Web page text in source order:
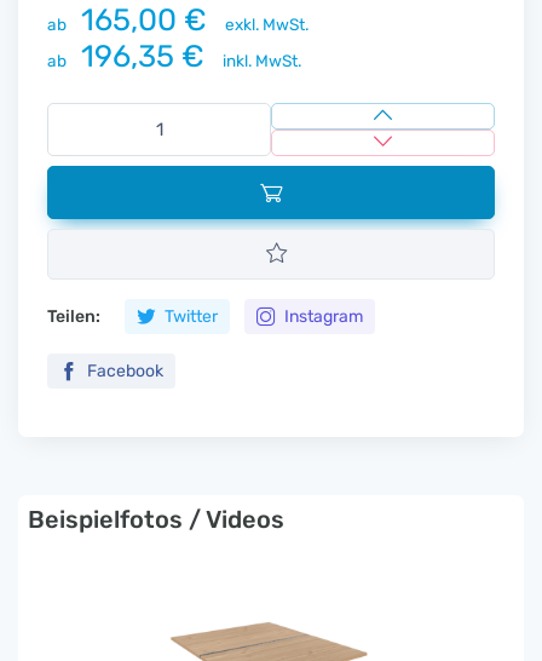
ab 165,00 €
exkl. MwSt.
ab
196,35 € inkl. MwSt.
Teilen: Twitter Instagram
Facebook
Beispielfotos / Videos